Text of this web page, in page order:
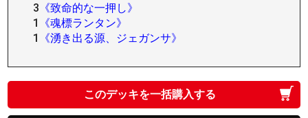
3 《致命的な一押し》
1
《魂標ランタン》
1
《湧き出る源、ジェガンサ》
このデッキを一括購入する